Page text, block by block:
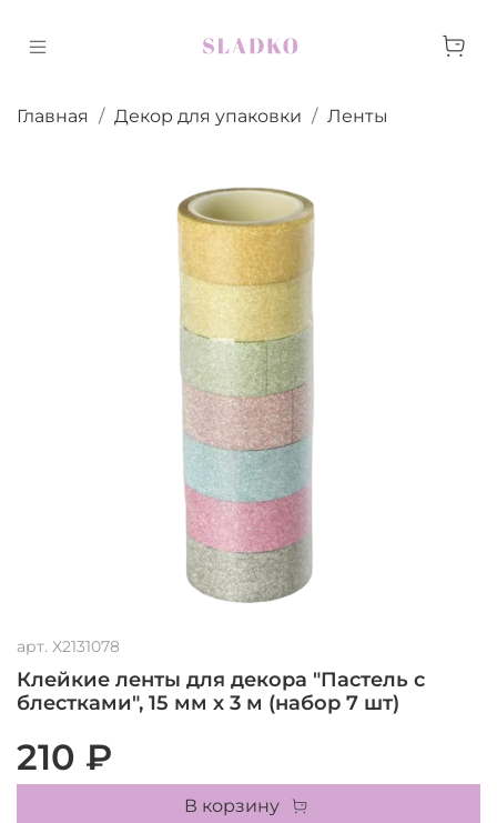
Главная Декор для упаковки Ленты
арт. X2131078
Клейкие ленты для декора "Пастель с
блестками", 15 мм х 3 м (набор 7 шт)
210 ₽
В корзину